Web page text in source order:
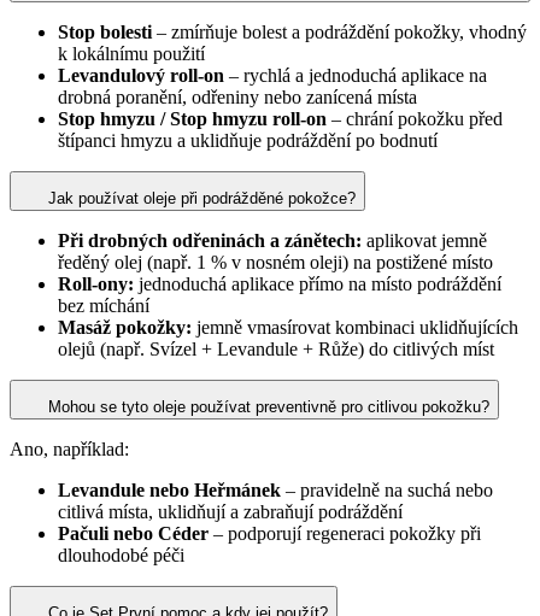
Stop bolesti – zmírňuje bolest a podráždění pokožky, vhodný
k lokálnímu použití
Levandulový roll-on – rychlá a jednoduchá aplikace na
drobná poranění, odřeniny nebo zanícená místa
Stop hmyzu / Stop hmyzu roll-on – chrání pokožku před
štípanci hmyzu a uklidňuje podráždění po bodnutí
Jak používat oleje při podrážděné pokožce?
Při drobných odřeninách a zánětech: aplikovat jemně
ředěný olej (např. 1 % v nosném oleji) na postižené místo
Roll-ony: jednoduchá aplikace přímo na místo podráždění
bez míchání
Masáž pokožky: jemně vmasírovat kombinaci uklidňujících
olejů (např. Svízel + Levandule + Růže) do citlivých míst
Mohou se tyto oleje používat preventivně pro citlivou pokožku?
Ano, například:
Levandule nebo Heřmánek – pravidelně na suchá nebo
citlivá místa, uklidňují a zabraňují podráždění
Pačuli nebo Céder – podporují regeneraci pokožky při
dlouhodobé péči